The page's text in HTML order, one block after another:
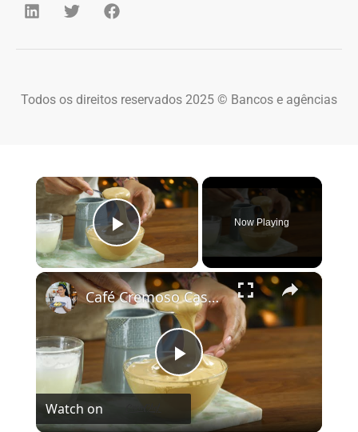
Todos os direitos reservados 2025 © Bancos e agências
×
Play Video
Now Playing
×
Play Video
Café Cremoso Caseiro
Watch on